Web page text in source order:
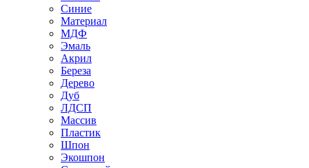
Синие
Материал
МДФ
Эмаль
Акрил
Береза
Дерево
Дуб
ЛДСП
Массив
Пластик
Шпон
Экошпон